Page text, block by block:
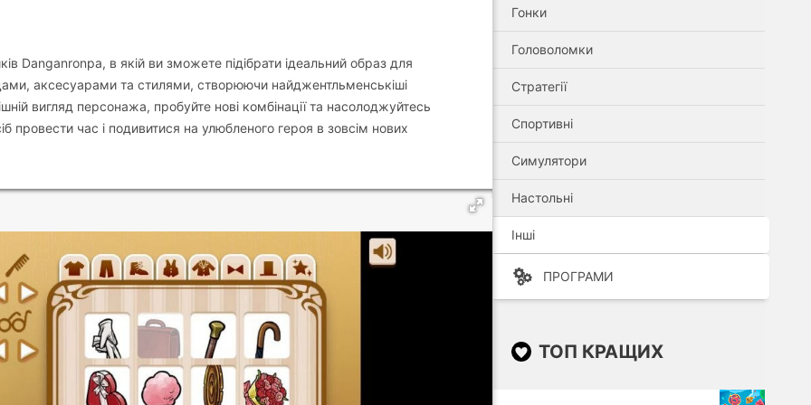
Danganronpa, в якій ви зможете підібрати ідеальний образ для
аксесуарами та стилями, створюючи найджентльменськіші
вигляд персонажа, пробуйте нові комбінації та насолоджуйтесь
провести час і подивитися на улюбленого героя в зовсім нових
Гонки
Головоломки
Стратегії
Спортивні
Симулятори
Настольні
Інші
ПРОГРАМИ
ТОП КРАЩИХ